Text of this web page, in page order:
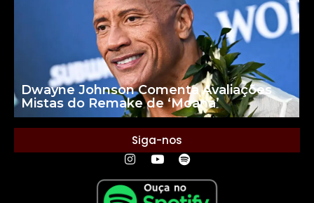
Dwayne Johnson Comenta Avaliações
Mistas do Remake de ‘Moana’
Siga-nos